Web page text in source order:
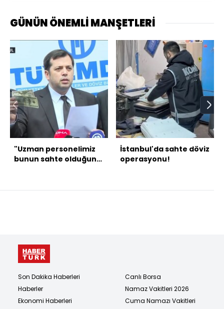
GÜNÜN ÖNEMLİ MANŞETLERİ
"Uzman personelimiz
bunun sahte olduğunu
İstanbul'da sahte döviz
operasyonu!
Son Dakika Haberleri
Haberler
Ekonomi Haberleri
Canlı Borsa
Namaz Vakitleri 2026
Cuma Namazı Vakitleri